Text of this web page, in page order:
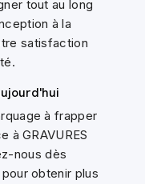
tout au long
à la
satisfaction
à frapper
à GRAVURES
nous dès
obtenir plus